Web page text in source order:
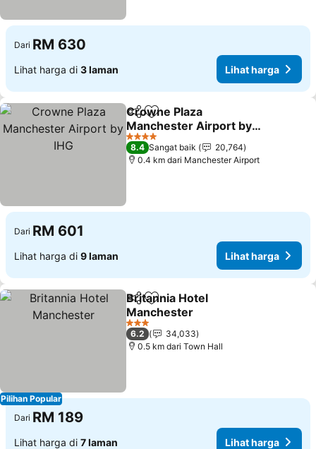
Dari RM 630
Lihat harga di 3 laman Lihat harga
KongsiTambah ke favorit
Crowne Plaza
Manchester Airport by
IHG
Lihat harga
4 Bintang
8.4 Sangat baik
20,764
0.4 km dari Manchester Airport
Dari RM 601
Lihat harga di 9 laman Lihat harga
Pilihan Popular
KongsiTambah ke favorit
Britannia Hotel
Manchester
Lihat harga
3 Bintang
6.2
34,033
0.5 km dari Town Hall
Dari RM 189
Lihat harga di 7 laman Lihat harga